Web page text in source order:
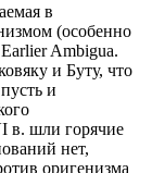
в
(особенно
Ambigua.
и Буту, что
и
в. шли горячие
нет,
оригенизма